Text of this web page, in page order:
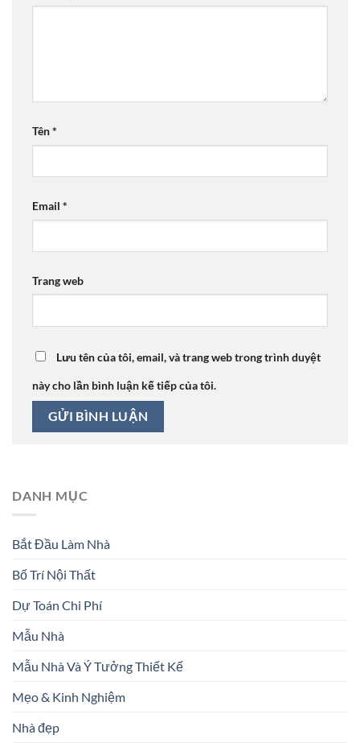
Tên*
Email *
Trang web
Lưu tên của tôi, email, và trang web trong trình duyệt
này cho lần bình luận kế tiếp của tôi.
DANH MỤC
Bắt Đầu Làm Nhà
Bố Trí Nội Thất
Dự Toán Chi Phí
Mẫu Nhà
Mẫu Nhà Và Ý Tưởng Thiết Kế
Mẹo & Kinh Nghiệm
Nhà đẹp